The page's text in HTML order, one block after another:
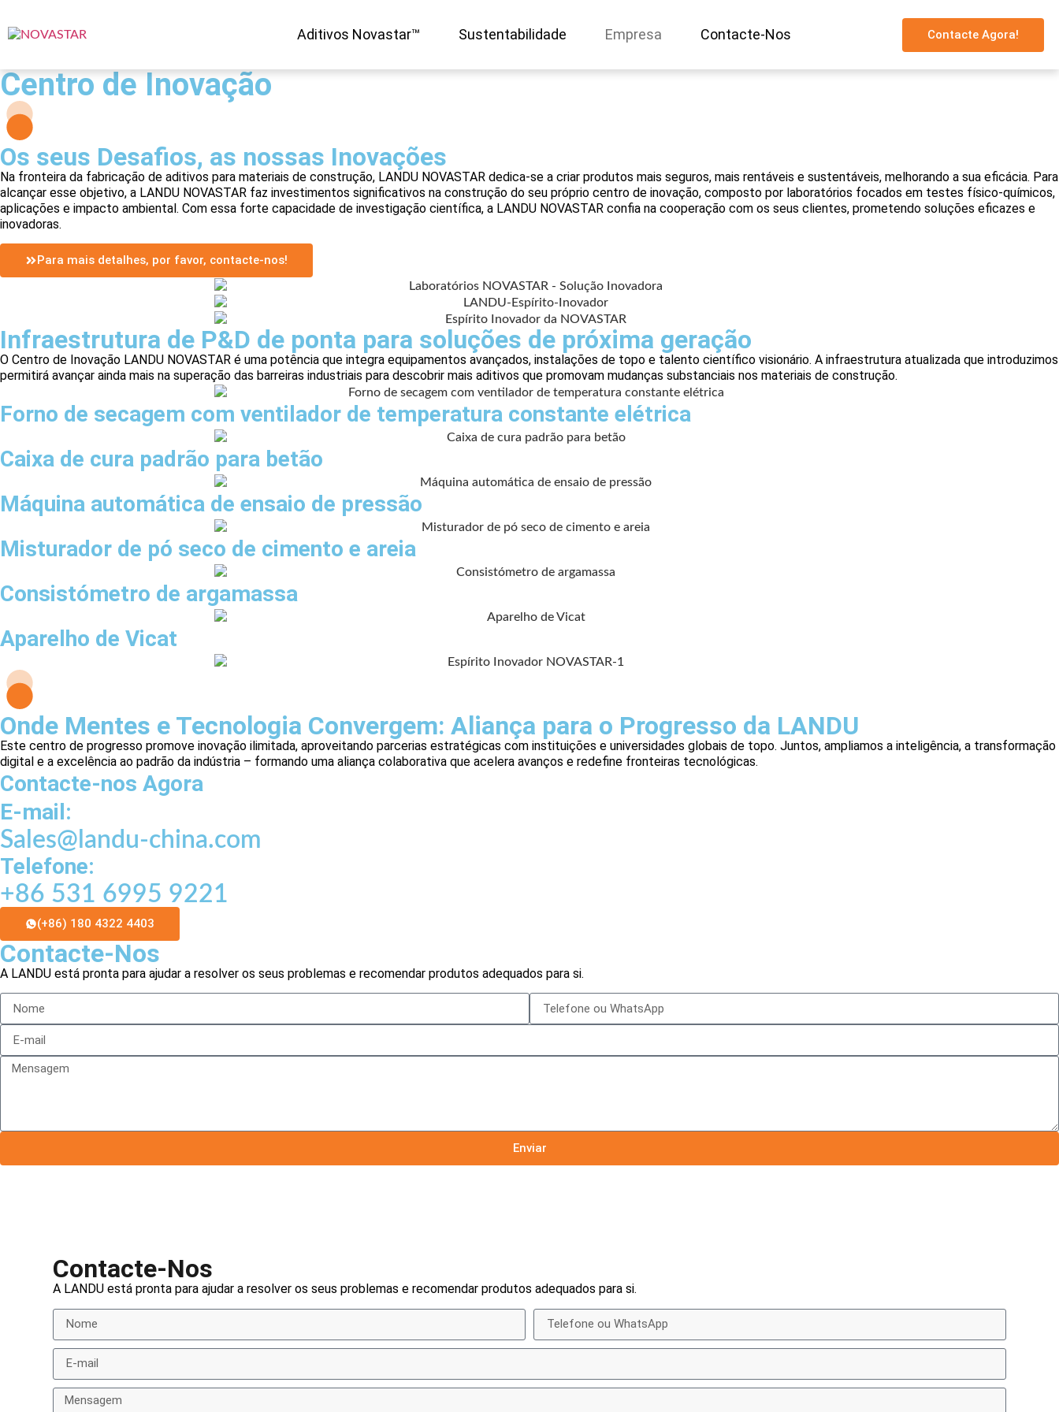
Aditivos Novastar™ Sustentabilidade Empresa Contacte-Nos Contacte Agora!
Centro de Inovação
Os seus Desafios, as nossas Inovações
Na fronteira da fabricação de aditivos para materiais de construção, LANDU NOVASTAR dedica-se a criar produtos mais seguros, mais rentáveis e sustentáveis, melhorando a sua eficácia. Para
alcançar esse objetivo, a LANDU NOVASTAR faz investimentos significativos na construção do seu próprio centro de inovação, composto por laboratórios focados em testes físico-químicos,
aplicações e impacto ambiental. Com essa forte capacidade de investigação científica, a LANDU NOVASTAR confia na cooperação com os seus clientes, prometendo soluções eficazes e
inovadoras.
Para mais detalhes, por favor, contacte-nos!
Infraestrutura de P&D de ponta para soluções de próxima geração
O Centro de Inovação LANDU NOVASTAR é uma potência que integra equipamentos avançados, instalações de topo e talento científico visionário. A infraestrutura atualizada que introduzimos
permitirá avançar ainda mais na superação das barreiras industriais para descobrir mais aditivos que promovam mudanças substanciais nos materiais de construção.
Forno de secagem com ventilador de temperatura constante elétrica
Caixa de cura padrão para betão
Máquina automática de ensaio de pressão
Misturador de pó seco de cimento e areia
Consistómetro de argamassa
Aparelho de Vicat
Onde Mentes e Tecnologia Convergem: Aliança para o Progresso da LANDU
Este centro de progresso promove inovação ilimitada, aproveitando parcerias estratégicas com instituições e universidades globais de topo. Juntos, ampliamos a inteligência, a transformação
digital e a excelência ao padrão da indústria – formando uma aliança colaborativa que acelera avanços e redefine fronteiras tecnológicas.
Contacte-nos Agora
E-mail:
Sales@landu-china.com
Telefone:
+86 531 6995 9221
(+86) 180 4322 4403
Contacte-Nos
A LANDU está pronta para ajudar a resolver os seus problemas e recomendar produtos adequados para si.
Enviar
Contacte-Nos
A LANDU está pronta para ajudar a resolver os seus problemas e recomendar produtos adequados para si.